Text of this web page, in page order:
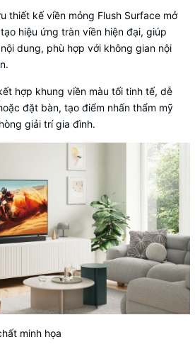
thiết kế viền mỏng Flush Surface mở
hiệu ứng tràn viền hiện đại, giúp
dung, phù hợp với không gian nội
hợp khung viền màu tối tinh tế, dễ
đặt bàn, tạo điểm nhấn thẩm mỹ
giải trí gia đình.
minh họa